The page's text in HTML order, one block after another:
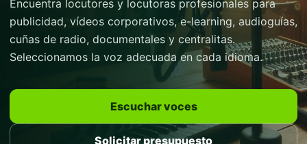
Encuentra locutores y locutoras profesionales para
publicidad, vídeos corporativos, e-learning, audioguías,
cuñas de radio, documentales y centralitas.
Seleccionamos la voz adecuada en cada idioma.
Escuchar voces
Solicitar presupuesto